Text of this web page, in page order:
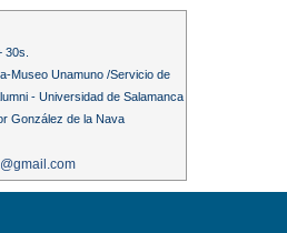
30s.
Museo Unamuno /Servicio de
- Universidad de Salamanca
González de la Nava